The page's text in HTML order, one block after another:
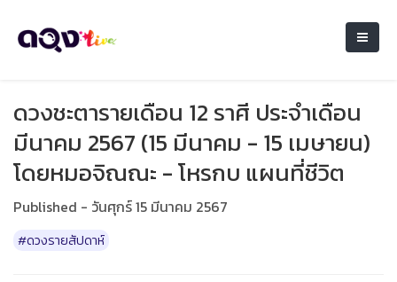
ดวงชะตารายเดือน 12 ราศี ประจำเดือน
มีนาคม 2567 (15 มีนาคม - 15 เมษายน)
โดยหมอจิณณะ - โหรกบ แผนที่ชีวิต
Published - วันศุกร์ 15 มีนาคม 2567
#ดวงรายสัปดาห์